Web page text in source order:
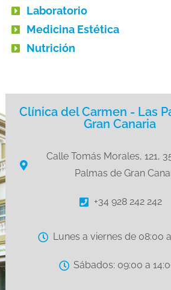
Laboratorio
Medicina Estética
Nutrición
Clínica del Carmen - Las
Gran Canaria
Calle Tomás Morales, 121,
Palmas de Gran
+34 928 242 242
Lunes a viernes de 08:00
Sábados: 09:00 a